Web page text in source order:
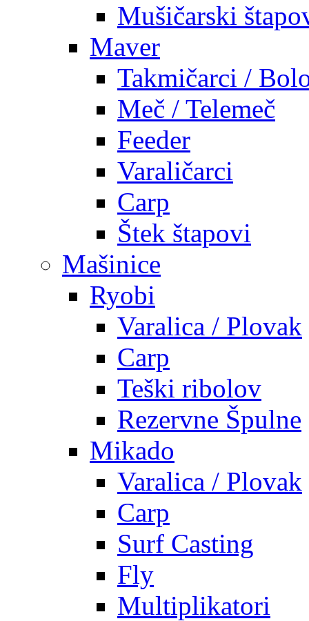
Mušičarski
Maver
Takmičarci /
Meč / Telemeč
Feeder
Varaličarci
Carp
Štek štapovi
Mašinice
Ryobi
Varalica / Plovak
Carp
Teški ribolov
Rezervne Špulne
Mikado
Varalica / Plovak
Carp
Surf Casting
Fly
Multiplikatori